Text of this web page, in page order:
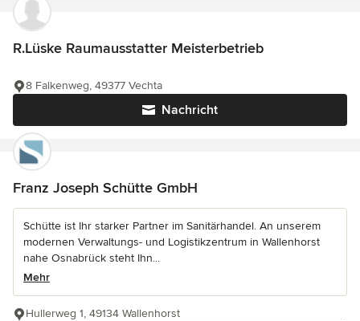
R.Lüske Raumausstatter Meisterbetrieb
Nachricht
8 Falkenweg, 49377 Vechta
Franz Joseph Schütte GmbH
Schütte ist Ihr starker Partner im Sanitärhandel. An unserem
modernen Verwaltungs- und Logistikzentrum in Wallenhorst
nahe Osnabrück steht Ihn...
Mehr
Hullerweg 1, 49134 Wallenhorst